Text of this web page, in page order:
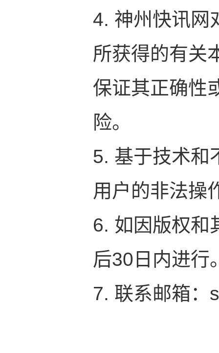
4. 神州快讯网
所获得的有关
保证其正确性
险。
5. 基于技术和
用户的非法操
6. 如因版权和
后30日内进行
7. 联系邮箱